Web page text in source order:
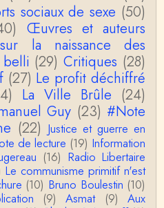
édition qui est la plus à jo
française ou celle…
de la Lutte de Classes “No
femmes n’a pas toujours exi…
probablement récompens
apporte "de l'eau à votre m
Snow – qui m'a l'air d'être
sociaux de sexe (50)
Œuvres et auteurs
la naissance des
belli (29) Critiques (28)
(27) Le profit déchiffré
La Ville Brûle (24)
Guy (23) #Note
(22) Justice et guerre en
de lecture (19) Information
(16) Radio Libertaire
Le communisme primitif n'est
(10) Bruno Boulestin (10)
(9) Asmat (9)
Aux